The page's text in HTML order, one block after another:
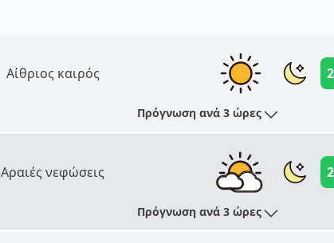
Αίθριος καιρός
Πρόγνωση ανά 3 ώρες
Αραιές νεφώσεις
Πρόγνωση ανά 3 ώρες